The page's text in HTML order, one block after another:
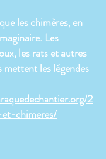
les chimères, en
Les
les rats et autres
mettent les légendes
2
chimeres/